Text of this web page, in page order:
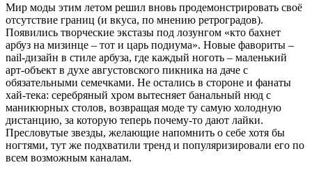
Мир моды этим летом решил вновь продемонстрировать своё
отсутствие границ (и вкуса, по мнению ретроградов).
Появились творческие экстазы под лозунгом «кто бахнет
арбуз на мизинце – тот и царь подиума». Новые фавориты –
nail-дизайн в стиле арбуза, где каждый ноготь – маленький
арт-объект в духе августовского пикника на даче с
обязательными семечками. Не остались в стороне и фанаты
хай-тека: серебряный хром вытесняет банальный нюд с
маникюрных столов, возвращая моде ту самую холодную
дистанцию, за которую теперь почему-то дают лайки.
Пресловутые звезды, желающие напомнить о себе хотя бы
ногтями, тут же подхватили тренд и популяризировали его по
всем возможным каналам.